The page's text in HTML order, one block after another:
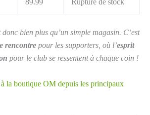
89.99 Rupture de stock
bien plus qu’un simple magasin. C’est
rencontre pour les supporters, où l’esprit
pour le club se ressentent à chaque coin !
la boutique OM depuis les principaux